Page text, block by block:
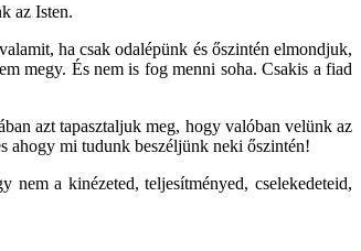
az Isten.
ha csak odalépünk és őszintén elmondjuk,
megy. És nem is fog menni soha. Csakis a fiad
azt tapasztaljuk meg, hogy valóban velünk az
ahogy mi tudunk beszéljünk neki őszintén!
a kinézeted, teljesítményed, cselekedeteid,